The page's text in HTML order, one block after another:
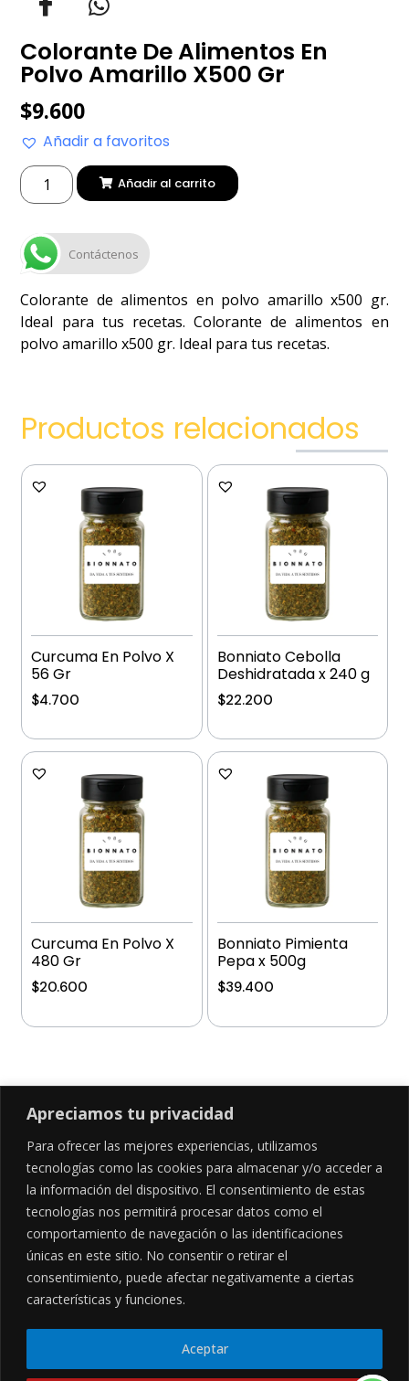
Apreciamos tu privacidad
Para ofrecer las mejores experiencias, utilizamos
tecnologías como las cookies para almacenar y/o acceder a
la información del dispositivo. El consentimiento de estas
tecnologías nos permitirá procesar datos como el
comportamiento de navegación o las identificaciones
únicas en este sitio. No consentir o retirar el
consentimiento, puede afectar negativamente a ciertas
características y funciones.
Aceptar
Colorante De Alimentos En
Polvo Amarillo X500 Gr
$9.600
Añadir a favoritos
Añadir al carrito
Contáctenos
Colorante de alimentos en polvo amarillo x500 gr.
Ideal para tus recetas. Colorante de alimentos en
polvo amarillo x500 gr. Ideal para tus recetas.
Productos relacionados
Curcuma En Polvo X
56 Gr
$4.700
Bonniato Cebolla
Deshidratada x 240 g
$22.200
Curcuma En Polvo X
480 Gr
$20.600
Bonniato Pimienta
Pepa x 500g
$39.400
SÍGUENOS EN
CONTÁCTANOS
Cl. 34 Sur #52-02, Alcala, Bogotá
+57 3046569705
LEGALES
Políticas de privacidad